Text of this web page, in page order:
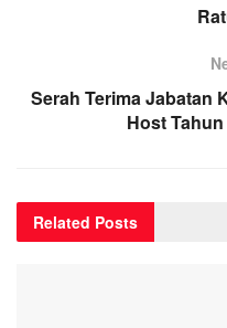
Serah Terima Jabatan
Host
Related Posts